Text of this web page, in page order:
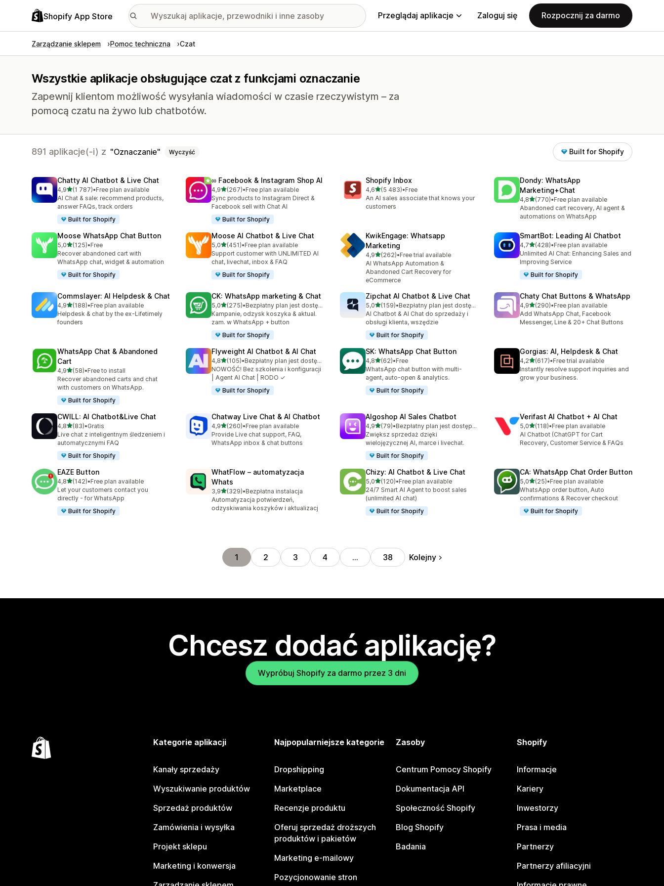
Shopify App Store Przeglądaj aplikacje Zaloguj się Rozpocznij za darmo
Zarządzanie sklepem Pomoc techniczna Czat
Wszystkie aplikacje obsługujące czat z funkcjami oznaczanie
Zapewnij klientom możliwość wysyłania wiadomości w czasie rzeczywistym – za
pomocą czatu na żywo lub chatbotów.
891 aplikacje(-i) z Oznaczanie Wyczyść Built for Shopify
Chatty AI Chatbot & Live Chat
4,9na 5 gwiazdek
(1 787)
Łączna liczba recenzji: 1787
•Free plan available
AI Chat & sale: recommend products,
answer FAQs, track orders
Built for Shopify
∞ Facebook & Instagram Shop AI
4,9na 5 gwiazdek
(267)
Łączna liczba recenzji: 267
•Free plan available
Sync products to Instagram Direct &
Facebook sell with Chat AI
Built for Shopify
Shopify Inbox
4,6na 5 gwiazdek
(5 483)
Łączna liczba recenzji: 5483
•Free
An AI sales associate that knows your
customers
Dondy: WhatsApp
Marketing+Chat
4,8na 5 gwiazdek
(770)
Łączna liczba recenzji: 770
•Free plan available
Abandoned cart recovery, AI agent &
automations on WhatsApp
Moose WhatsApp Chat Button
5,0na 5 gwiazdek
(125)
Łączna liczba recenzji: 125
•Free
Recover abandoned cart with
WhatsApp chat, widget & automation
Built for Shopify
Moose AI Chatbot & Live Chat
5,0na 5 gwiazdek
(451)
Łączna liczba recenzji: 451
•Free plan available
Support customer with UNLIMITED AI
chat, livechat, inbox & FAQ
Built for Shopify
KwikEngage: Whatsapp
Marketing
4,9na 5 gwiazdek
(262)
Łączna liczba recenzji: 262
•Free trial available
AI WhatsApp Automation &
Abandoned Cart Recovery for
eCommerce
SmartBot: Leading AI Chatbot
4,7na 5 gwiazdek
(428)
Łączna liczba recenzji: 428
•Free plan available
Unlimited AI Chat: Enhancing Sales and
Improving Service
Built for Shopify
Commslayer: AI Helpdesk & Chat
4,9na 5 gwiazdek
(188)
Łączna liczba recenzji: 188
•Free plan available
Helpdesk & chat by the ex-Lifetimely
founders
CK: WhatsApp marketing & Chat
5,0na 5 gwiazdek
(275)
Łączna liczba recenzji: 275
•
Bezpłatny plan jest dostępny
Kampanie, odzysk koszyka & aktual.
zam. w WhatsApp + button
Built for Shopify
Zipchat AI Chatbot & Live Chat
5,0na 5 gwiazdek
(159)
Łączna liczba recenzji: 159
•
Bezpłatny plan jest dostępny
AI Chatbot & AI Chat do sprzedaży i
obsługi klienta, wszędzie
Built for Shopify
Chaty Chat Buttons & WhatsApp
4,9na 5 gwiazdek
(290)
Łączna liczba recenzji: 290
•Free plan available
Add WhatsApp Chat, Facebook
Messenger, Line & 20+ Chat Buttons
WhatsApp Chat & Abandoned
Cart
4,9na 5 gwiazdek
(58)
Łączna liczba recenzji: 58
•Free to install
Recover abandoned carts and chat
with customers on WhatsApp.
Built for Shopify
Flyweight AI Chatbot & AI Chat
4,8na 5 gwiazdek
(105)
Łączna liczba recenzji: 105
•
Bezpłatny plan jest dostępny
NOWOŚĆ! Bez szkolenia i konfiguracji
| Agent AI Chat | RODO ✓
Built for Shopify
SK: WhatsApp Chat Button
4,8na 5 gwiazdek
(62)
Łączna liczba recenzji: 62
•Free
WhatsApp chat button with multi-
agent, auto-open & analytics.
Built for Shopify
Gorgias: AI, Helpdesk & Chat
4,2na 5 gwiazdek
(617)
Łączna liczba recenzji: 617
•Free trial available
Instantly resolve support inquiries and
grow your business.
CWILL: AI Chatbot&Live Chat
4,8na 5 gwiazdek
(83)
Łączna liczba recenzji: 83
•Gratis
Live chat z inteligentnym śledzeniem i
automatycznymi FAQ
Built for Shopify
Chatway Live Chat & AI Chatbot
4,9na 5 gwiazdek
(260)
Łączna liczba recenzji: 260
•Free plan available
Provide Live chat support, FAQ,
WhatsApp inbox & chat buttons
Algoshop AI Sales Chatbot
4,9na 5 gwiazdek
(79)
Łączna liczba recenzji: 79
•
Bezpłatny plan jest dostępny
Zwiększ sprzedaż dzięki
wielojęzycznej AI, marce i livechat.
Built for Shopify
Verifast AI Chatbot + AI Chat
5,0na 5 gwiazdek
(118)
Łączna liczba recenzji: 118
•Free plan available
AI Chatbot (ChatGPT for Cart
Recovery, Customer Service & FAQs
EAZE Button
4,8na 5 gwiazdek
(142)
Łączna liczba recenzji: 142
•Free plan available
Let your customers contact you
directly - for WhatsApp
Built for Shopify
WhatFlow – automatyzacja
Whats
3,9na 5 gwiazdek
(329)
Łączna liczba recenzji: 329
•Bezpłatna instalacja
Automatyzacja potwierdzeń,
odzyskiwania koszyków i aktualizacj
Chizy: AI Chatbot & Live Chat
5,0na 5 gwiazdek
(120)
Łączna liczba recenzji: 120
•Free plan available
24/7 Smart AI Agent to boost sales
(unlimited AI chat)
Built for Shopify
CA: WhatsApp Chat Order Button
5,0na 5 gwiazdek
(25)
Łączna liczba recenzji: 25
•Free plan available
WhatsApp order button, Auto
confirmations & Recover checkout
Built for Shopify
1 2 3 4 … 38 Kolejny
Chcesz dodać aplikację?
Wypróbuj Shopify za darmo przez 3 dni
Kategorie aplikacji
Kanały sprzedaży
Wyszukiwanie produktów
Sprzedaż produktów
Zamówienia i wysyłka
Projekt sklepu
Marketing i konwersja
Najpopularniejsze kategorie
Dropshipping
Marketplace
Recenzje produktu
Oferuj sprzedaż droższych
produktów i pakietów
Marketing e-mailowy
Pozycjonowanie stron
Zasoby
Centrum Pomocy Shopify
Dokumentacja API
Społeczność Shopify
Blog Shopify
Badania
Shopify
Informacje
Kariery
Inwestorzy
Prasa i media
Partnerzy
Partnerzy afiliacyjni